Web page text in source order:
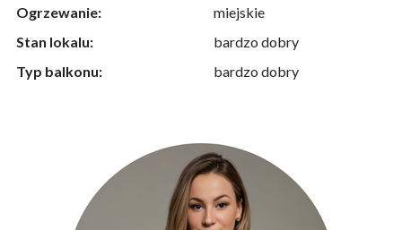
Ogrzewanie:
miejskie
Stan lokalu:
bardzo dobry
Typ balkonu:
bardzo dobry